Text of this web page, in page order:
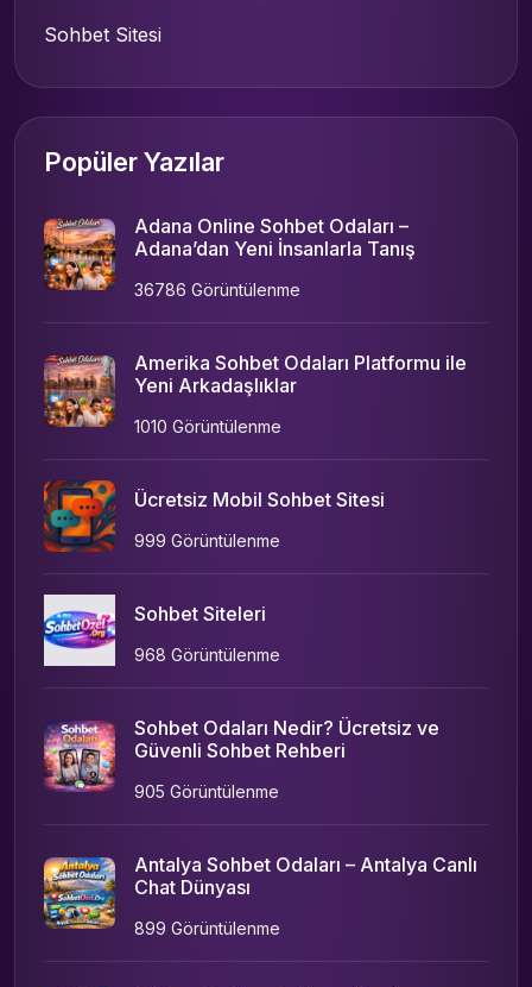
Sohbet Sitesi
Popüler Yazılar
Adana Online Sohbet Odaları –
Adana’dan Yeni İnsanlarla Tanış
36786 Görüntülenme
Amerika Sohbet Odaları Platformu ile
Yeni Arkadaşlıklar
1010 Görüntülenme
Ücretsiz Mobil Sohbet Sitesi
999 Görüntülenme
Sohbet Siteleri
968 Görüntülenme
Sohbet Odaları Nedir? Ücretsiz ve
Güvenli Sohbet Rehberi
905 Görüntülenme
Antalya Sohbet Odaları – Antalya Canlı
Chat Dünyası
899 Görüntülenme